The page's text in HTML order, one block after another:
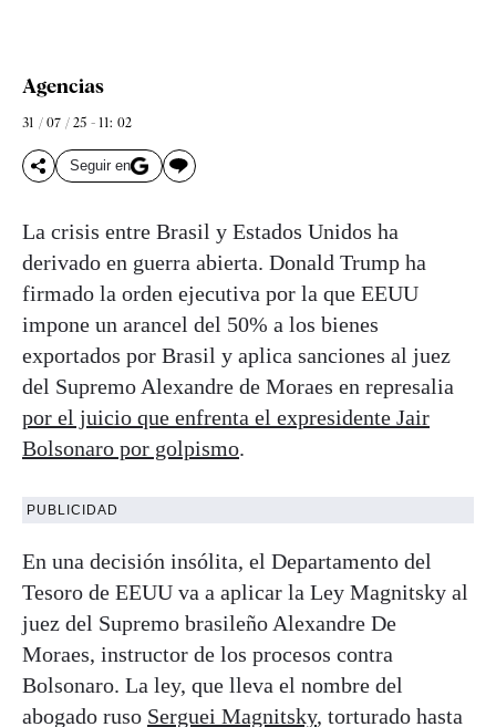
Agencias
31 / 07 / 25 - 11: 02
Seguir en
La crisis entre Brasil y Estados Unidos ha
derivado en guerra abierta. Donald Trump ha
firmado la orden ejecutiva por la que EEUU
impone un arancel del 50% a los bienes
exportados por Brasil y aplica sanciones al juez
del Supremo Alexandre de Moraes en represalia
por el juicio que enfrenta el expresidente Jair
Bolsonaro por golpismo.
PUBLICIDAD
En una decisión insólita, el Departamento del
Tesoro de EEUU va a aplicar la Ley Magnitsky al
juez del Supremo brasileño Alexandre De
Moraes, instructor de los procesos contra
Bolsonaro. La ley, que lleva el nombre del
abogado ruso Serguei Magnitsky, torturado hasta